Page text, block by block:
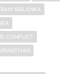
SRILANKA
CONFLICT